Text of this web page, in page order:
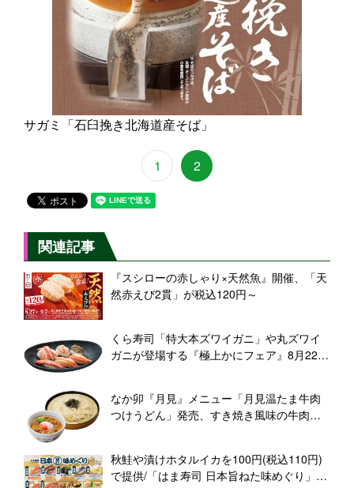
サガミ「石臼挽き北海道産そば」
1 2
関連記事
『スシローの赤しゃり×天然魚』開催、「天
然赤えび2貫」が税込120円～
くら寿司「特大本ズワイガニ」や丸ズワイ
ガニが登場する『極上かにフェア』8月22日
なか卯『月見』メニュー「月見温たま牛肉
つけうどん」発売、すき焼き風味の牛肉が
秋鮭や漬けホタルイカを100円(税込110円)
で提供/「はま寿司 日本旨ねた味めぐり」を